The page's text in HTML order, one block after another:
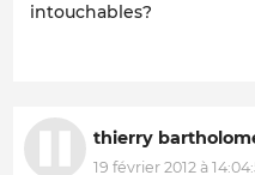
intouchables?
thierry
19 février 2012 à